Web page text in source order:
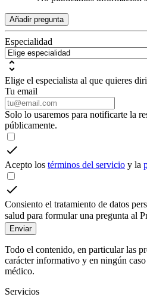
Añadir pregunta
Especialidad
Elige el especialista al que quieres
Tu email
Solo lo usaremos para notificarte la
públicamente.
Acepto los términos del servicio y la
Consiento el tratamiento de datos
salud para formular una pregunta al
Enviar
Todo el contenido, en particular las
carácter informativo y en ningún
médico.
Servicios